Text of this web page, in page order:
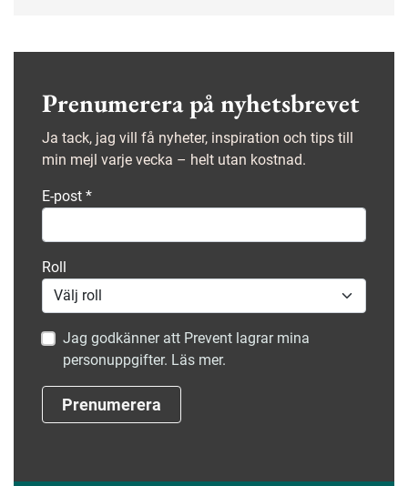
Prenumerera på nyhetsbrevet
Ja tack, jag vill få nyheter, inspiration och tips till
min mejl varje vecka – helt utan kostnad.
E-post *
Roll
Jag godkänner att Prevent lagrar mina
personuppgifter. Läs mer.
Prenumerera